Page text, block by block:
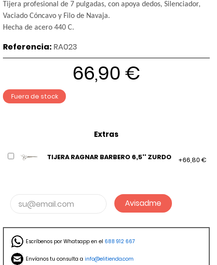
Tijera profesional de 7 pulgadas, con apoya dedos, Silenciador,
Vaciado Cóncavo y Filo de Navaja.
Hecha de acero 440 C.
Referencia: RA023
66,90 €
Fuera de stock
Extras
TIJERA RAGNAR BARBERO 6,5'' ZURDO +66,80 €
Avisadme
Escríbenos por Whatsapp en el 688 912 667
Envíanos tu consulta a info@elitienda.com